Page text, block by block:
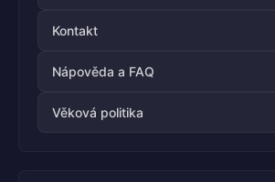
Kontakt
Nápověda a FAQ
Věková politika